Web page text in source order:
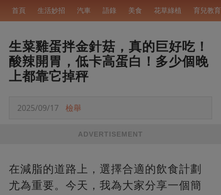
首頁 生活妙招 汽車 語錄 美食 花草綠植 育兒教育
生菜雞蛋拌金針菇，真的巨好吃！
酸辣開胃，低卡高蛋白！多少個晚
上都靠它掉秤
2025/09/17 檢舉
ADVERTISEMENT
在減脂的道路上，選擇合適的飲食計劃
尤為重要。今天，我為大家分享一個簡